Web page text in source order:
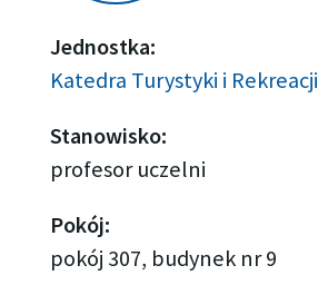
Jednostka:
Katedra Turystyki i Rekreacji
Stanowisko:
profesor uczelni
Pokój:
pokój 307, budynek nr 9